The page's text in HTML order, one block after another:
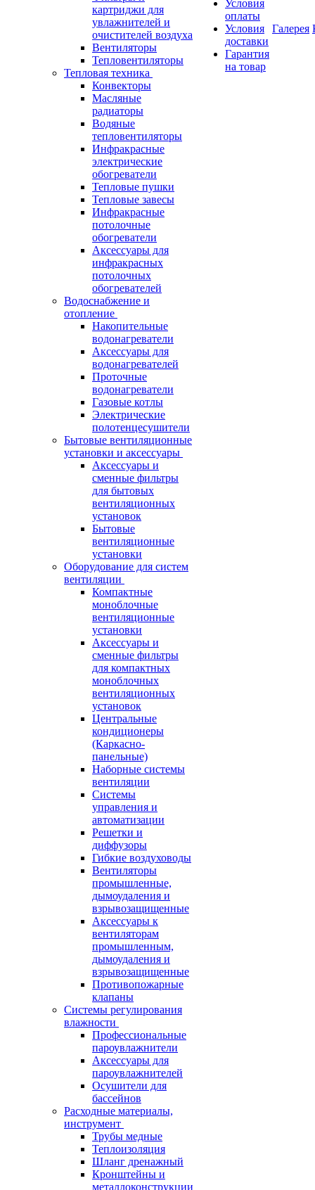
картриджи для
увлажнителей и
очистителей воздуха
Вентиляторы
Тепловентиляторы
Тепловая техника
Конвекторы
Масляные
радиаторы
Водяные
тепловентиляторы
Инфракрасные
электрические
обогреватели
Тепловые пушки
Тепловые завесы
Инфракрасные
потолочные
обогреватели
Аксессуары для
инфракрасных
потолочных
обогревателей
Водоснабжение и
отопление
Накопительные
водонагреватели
Аксессуары для
водонагревателей
Проточные
водонагреватели
Газовые котлы
Электрические
полотенцесушители
Бытовые вентиляционные
установки и аксессуары
Аксессуары и
сменные фильтры
для бытовых
вентиляционных
установок
Бытовые
вентиляционные
установки
Оборудование для систем
вентиляции
Компактные
моноблочные
вентиляционные
установки
Аксессуары и
сменные фильтры
для компактных
моноблочных
вентиляционных
установок
Центральные
кондиционеры
(Каркасно-
панельные)
Наборные системы
вентиляции
Системы
управления и
автоматизации
Решетки и
диффузоры
Гибкие воздуховоды
Вентиляторы
промышленные,
дымоудаления и
взрывозащищенные
Аксессуары к
вентиляторам
промышленным,
дымоудаления и
взрывозащищенные
Противопожарные
клапаны
Системы регулирования
влажности
Профессиональные
пароувлажнители
Аксессуары для
пароувлажнителей
Осушители для
бассейнов
Расходные материалы,
инструмент
Трубы медные
Теплоизоляция
Шланг дренажный
Кронштейны и
металлоконструкции
Условия
оплаты
Условия
доставки
Гарантия
на товар
Галерея